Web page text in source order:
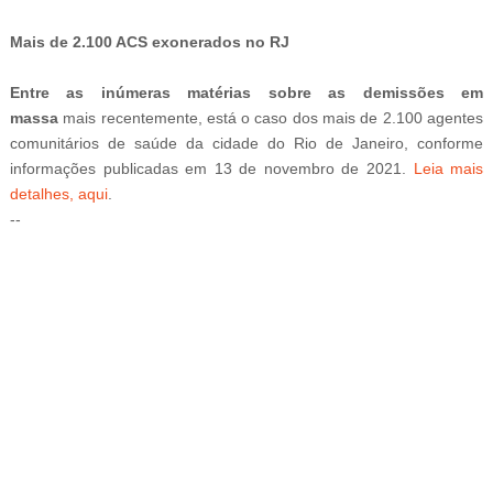
Mais de 2.100 ACS exonerados no RJ
Entre as inúmeras matérias sobre as demissões em
massamais recentemente, está o caso dos mais de 2.100 agentes
comunitários de saúde da cidade do Rio de Janeiro, conforme
informações publicadas em 13 de novembro de 2021. Leia mais
detalhes, aqui.
--